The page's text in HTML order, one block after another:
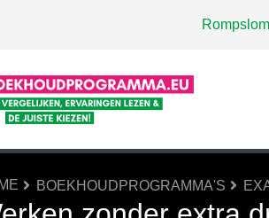
BOEKHOUDPROGRAMMA'S